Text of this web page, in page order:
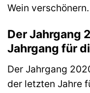
Wein verschönern.
Der Jahrgang
Jahrgang für
Der Jahrgang
der letzten Jahre